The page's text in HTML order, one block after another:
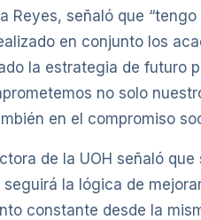
Reyes, señaló que
en conjunto los
la estrategia de futuro
no solo
en el compromiso
de la UOH señaló
la lógica de
constante desde la